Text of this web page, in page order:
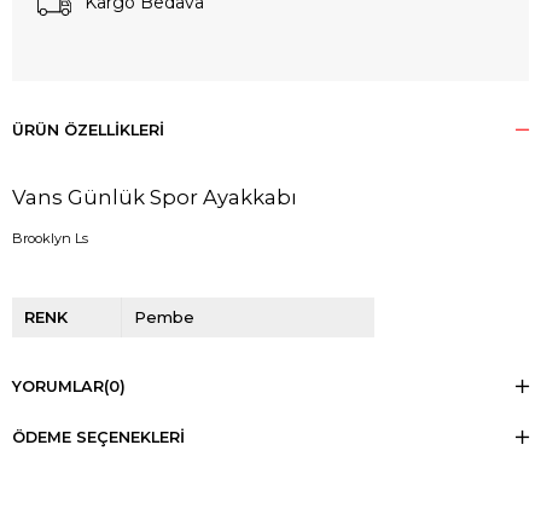
ÜRÜN ÖZELLIKLERI
Vans Günlük Spor Ayakkabı
Brooklyn Ls
RENK Pembe
YORUMLAR(0)
ÖDEME SEÇENEKLERI